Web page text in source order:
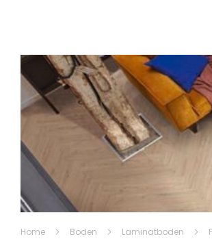
Home Boden Laminatboden